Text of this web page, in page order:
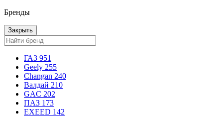
Бренды
Закрыть
ГАЗ 951
Geely 255
Changan 240
Валдай 210
GAC 202
ПАЗ 173
EXEED 142